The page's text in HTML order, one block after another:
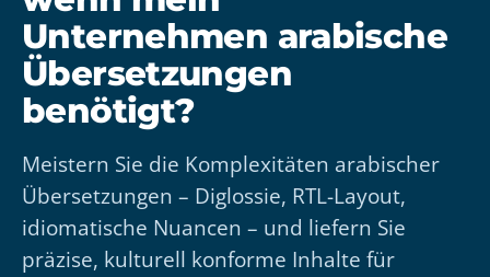
Unternehmen arabische
Übersetzungen
benötigt?
Meistern Sie die Komplexitäten arabischer
Übersetzungen – Diglossie, RTL-Layout,
idiomatische Nuancen – und liefern Sie
präzise, kulturell konforme Inhalte für